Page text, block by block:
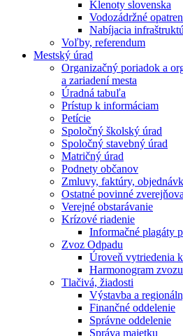
Klenoty slovenska
Vodozádržné
Nabíjacia
Voľby, referendum
Mestský úrad
Organizačný poriadok a
a zariadení mesta
Úradná tabuľa
Prístup k informáciam
Petície
Spoločný školský úrad
Spoločný stavebný úrad
Matričný úrad
Podnety občanov
Zmluvy, faktúry,
Ostatné povinné
Verejné obstarávanie
Krízové riadenie
Informačné plagáty
Zvoz Odpadu
Úroveň vytriedenia
Harmonogram
Tlačivá, žiadosti
Výstavba a
Finančné oddelenie
Správne oddelenie
Správa majetku